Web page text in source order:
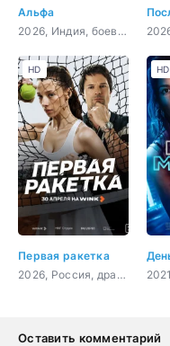
Альфа
2026, Индия, боевик, триллер
Первая ракетка
2026, Россия, драма, спорт
HD HD
Оставить комментарий